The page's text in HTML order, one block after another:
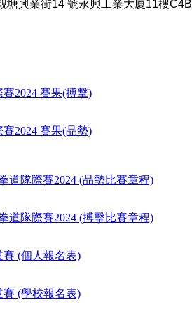
業街14 號永興工業大廈11樓
2024 賽果(搏擊)
2024 賽果(品勢)
道隊際賽2024 (品勢比賽章程)
道隊際賽2024 (搏擊比賽章程)
賽 (個人報名表)
賽 (學校報名表)